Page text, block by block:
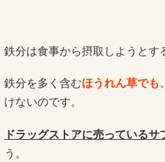
鉄分は食事から摂取しようとす
鉄分を多く含むほうれん草でも
けないのです。
ドラッグストアに売っているサ
う。